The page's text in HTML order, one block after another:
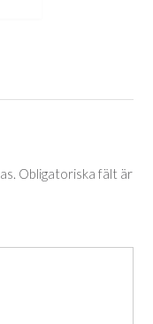
Obligatoriska fält är